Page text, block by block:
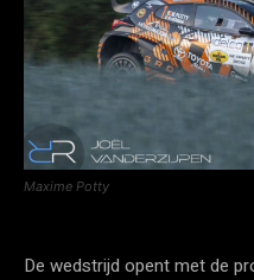
Maxime Potty
De wedstrijd opent met de